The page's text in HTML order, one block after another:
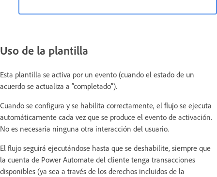
Uso de la plantilla
Esta plantilla se activa por un evento (cuando el estado de un
acuerdo se actualiza a “completado”).
Cuando se configura y se habilita correctamente, el flujo se ejecuta
automáticamente cada vez que se produce el evento de activación.
No es necesaria ninguna otra interacción del usuario.
El flujo seguirá ejecutándose hasta que se deshabilite, siempre que
la cuenta de Power Automate del cliente tenga transacciones
disponibles (ya sea a través de los derechos incluidos de la